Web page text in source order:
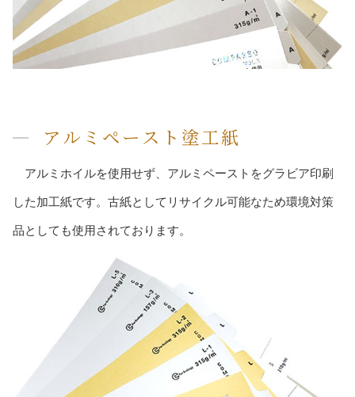
アルミペースト塗工紙
アルミホイルを使用せず、アルミペーストをグラビア印刷
した加工紙です。古紙としてリサイクル可能なため環境対策
品としても使用されております。